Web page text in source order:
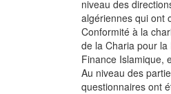
niveau des
algériennes qui ont
Conformité à la
de la Charia pour
Finance Islamique,
Au niveau des
questionnaires ont